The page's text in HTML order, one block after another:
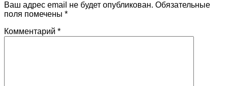
Ваш адрес email не будет опубликован. Обязательные
поля помечены *
Комментарий *